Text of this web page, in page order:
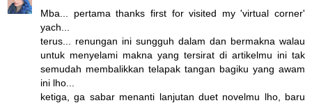
Mba... pertama thanks first for visited my 'virtual corner'
yach...
terus... renungan ini sungguh dalam dan bermakna walau
untuk menyelami makna yang tersirat di artikelmu ini tak
semudah membalikkan telapak tangan bagiku yang awam
ini lho...
ketiga, ga sabar menanti lanjutan duet novelmu lho, baru